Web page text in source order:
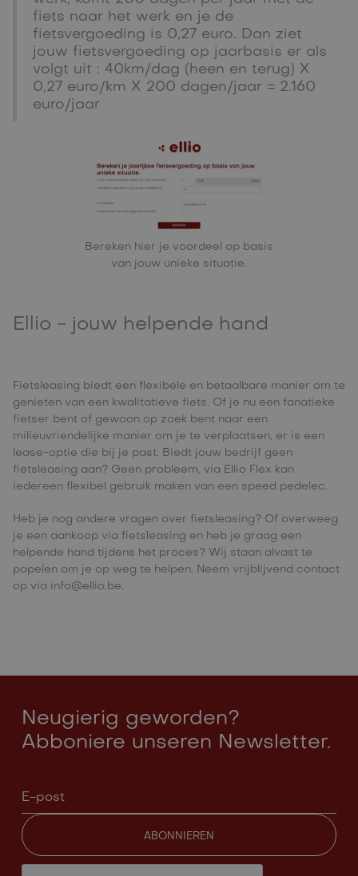
fiets naar het werk en je de
fietsvergoeding is 0,27 euro. Dan ziet
jouw fietsvergoeding op jaarbasis er als
volgt uit : 40km/dag (heen en terug) X
0,27 euro/km X 200 dagen/jaar = 2.160
euro/jaar
Bereken hier je voordeel op basis
van jouw unieke situatie.
Ellio - jouw helpende hand
Fietsleasing biedt een flexibele en betaalbare manier om te
genieten van een kwalitatieve fiets. Of je nu een fanatieke
fietser bent of gewoon op zoek bent naar een
milieuvriendelijke manier om je te verplaatsen, er is een
lease-optie die bij je past. Biedt jouw bedrijf geen
fietsleasing aan? Geen probleem, via Ellio Flex kan
iedereen flexibel gebruik maken van een speed pedelec.
Heb je nog andere vragen over fietsleasing? Of overweeg
je een aankoop via fietsleasing en heb je graag een
helpende hand tijdens het proces? Wij staan alvast te
popelen om je op weg te helpen. Neem vrijblijvend contact
op via info@ellio.be.
Neugierig geworden?
Abboniere unseren Newsletter.